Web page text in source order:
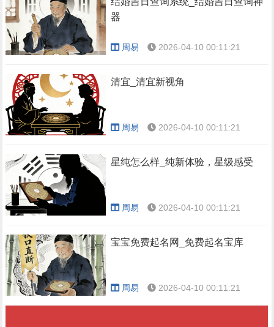
器
周易 2026-04-10 00:11:21
清宜_清宜新视角
周易 2026-04-10 00:11:21
星纯怎么样_纯新体验，星级感受
周易 2026-04-10 00:11:21
宝宝免费起名网_免费起名宝库
周易 2026-04-10 00:11:21